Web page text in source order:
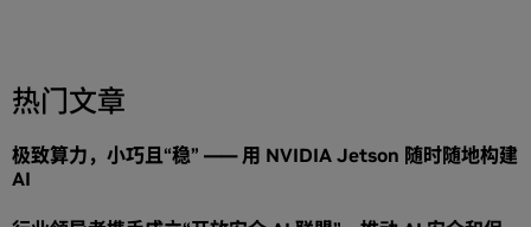
热门文章
极致算力，小巧且“稳” —— 用 NVIDIA Jetson 随时随地构建
AI